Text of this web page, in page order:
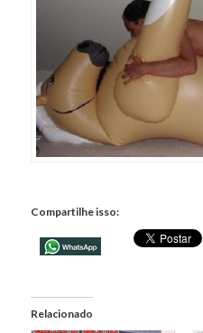
Compartilhe isso:
Relacionado